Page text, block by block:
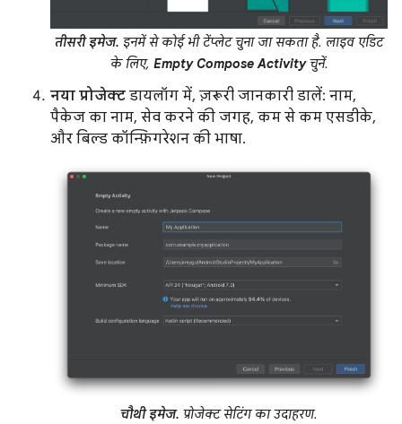
तीसरी इमेज. इनमें से कोई भी टेंप्लेट चुना जा सकता है. लाइव एडिट
के लिए, Empty Compose Activityचुनें.
नया प्रोजेक्ट डायलॉग में, ज़रूरी जानकारी डालें: नाम,
पैकेज का नाम, सेव करने की जगह, कम से कम एसडीके,
और बिल्ड कॉन्फ़िगरेशन की भाषा.
चौथी इमेज. प्रोजेक्ट सेटिंग का उदाहरण.